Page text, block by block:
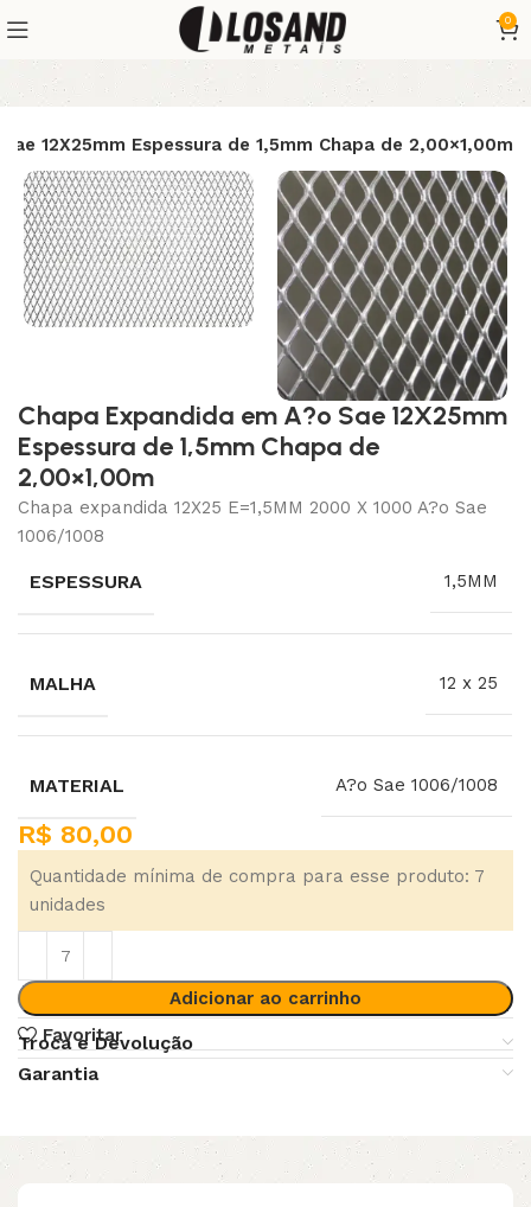
0
12X25mm Espessura de 1,5mm Chapa de 2,00×1,00m
Chapa Expandida em A?o Sae 12X25mm
Espessura de 1,5mm Chapa de
2,00×1,00m
Chapa expandida 12X25 E=1,5MM 2000 X 1000 A?o Sae
1006/1008
ESPESSURA 1,5MM
MALHA 12 x 25
MATERIAL A?o Sae 1006/1008
R$ 80,00
Quantidade mínima de compra para esse produto: 7
unidades
Adicionar ao carrinho
Favoritar
Troca e Devolução
Garantia